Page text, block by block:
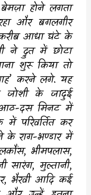
होने लगता
और बगलगीर
करीब आधा घंटे के
द्रुत में छोटा
शुरू किया तो
’ करने लगे. यह
जोशी के जादुई
दस मिनट में
परिवर्तित कर
के राग-भण्डार में
, भीमपलास,
सारंग, मुल्तानी,
, भैरवी आदि कई